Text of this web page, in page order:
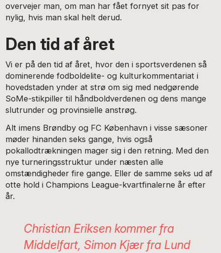
overvejer man, om man har fået fornyet sit pas for
nylig, hvis man skal helt derud.
Den tid af året
Vi er på den tid af året, hvor den i sportsverdenen så
dominerende fodboldelite- og kulturkommentariat i
hovedstaden ynder at strø om sig med nedgørende
SoMe-stikpiller til håndboldverdenen og dens mange
slutrunder og provinsielle anstrøg.
Alt imens Brøndby og FC København i visse sæsoner
møder hinanden seks gange, hvis også
pokallodtrækningen mager sig i den retning. Med den
nye turneringsstruktur under næsten alle
omstændigheder fire gange. Eller de samme seks ud af
otte hold i Champions League-kvartfinalerne år efter
år.
Christian Eriksen kommer fra
Middelfart, Simon Kjær fra Lund